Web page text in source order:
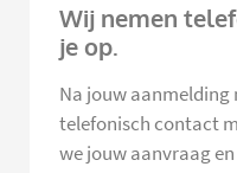
Wij nemen
je op.
Na jouw aanmelding
telefonisch contact
we jouw aanvraag